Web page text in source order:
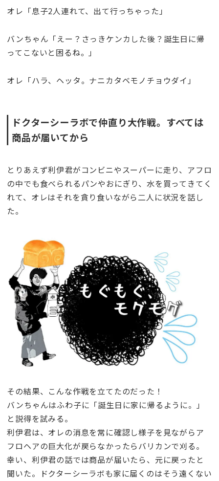
オレ「息子2人連れて、出て行っちゃった」
バンちゃん「えー？さっきケンカした後？誕生日に帰
ってこないと困るね。」
オレ「ハラ、ヘッタ。ナニカタベモノチョウダイ」
ドクターシーラボで仲直り大作戦。すべては
商品が届いてから
とりあえず利伊君がコンビニやスーパーに走り、アフロ
の中でも食べられるパンやおにぎり、水を買ってきてく
れて、オレはそれを貪り食いながら二人に状況を話し
た。
その結果、こんな作戦を立てたのだった！
バンちゃんはふわ子に「誕生日に家に帰るように。」
と説得を試みる。
利伊君は、オレの消息を常に確認し様子を見ながらア
フロヘアの巨大化が戻らなかったらバリカンで刈る。
幸い、利伊君の話では商品が届いたら、元に戻ったと
聞いた。ドクターシーラボも家に届くのはそう遠くない